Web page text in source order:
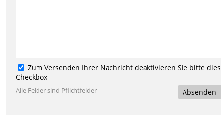
Zum Versenden Ihrer Nachricht deaktivieren Sie bitte
Checkbox
Alle Felder sind Pflichtfelder Absenden